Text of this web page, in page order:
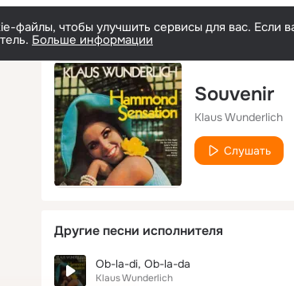
файлы, чтобы улучшить сервисы для вас. Если
Больше информации
Souvenir
Klaus Wunderlich
Слушать
Другие песни исполнителя
Ob-la-di, Ob-la-da
Klaus Wunderlich